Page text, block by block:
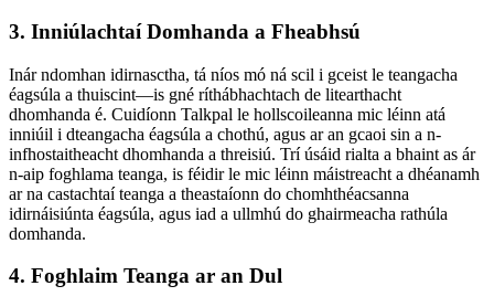
3. Inniúlachtaí Domhanda a Fheabhsú
Inár ndomhan idirnasctha, tá níos mó ná scil i gceist le teangacha
éagsúla a thuiscint—is gné ríthábhachtach de litearthacht
dhomhanda é. Cuidíonn Talkpal le hollscoileanna mic léinn atá
inniúil i dteangacha éagsúla a chothú, agus ar an gcaoi sin a n-
infhostaitheacht dhomhanda a threisiú. Trí úsáid rialta a bhaint as ár
n-aip foghlama teanga, is féidir le mic léinn máistreacht a dhéanamh
ar na castachtaí teanga a theastaíonn do chomhthéacsanna
idirnáisiúnta éagsúla, agus iad a ullmhú do ghairmeacha rathúla
domhanda.
4. Foghlaim Teanga ar an Dul